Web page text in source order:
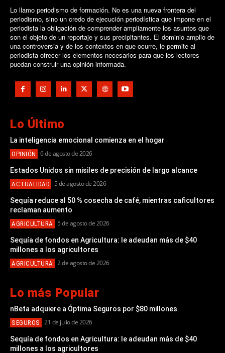
Lo llamo periodismo de formación. No es una nueva frontera del
periodismo, sino un credo de ejecución periodística que impone en el
periodista la obligación de comprender ampliamente los asuntos que
son el objeto de un reportaje y sus precipitantes. El dominio amplio de
una controversia y de los contextos en que ocurre, le permite al
periodista ofrecer los elementos necesarios para que los lectores
puedan construir una opinión informada.
Lo Último
La inteligencia emocional comienza en el hogar
OPINIÓN 6 de agosto de 2026
Estados Unidos sin misiles de precisión de largo alcance
ACTUALIDAD 5 de agosto de 2026
Sequía reduce al 50 % cosecha de café, mientras caficultores
reclaman aumento
AGRICULTURA 5 de agosto de 2026
Sequía de fondos en Agricultura: le adeudan más de $40
millones a los agricultores
AGRICULTURA 2 de agosto de 2026
Lo más Popular
nBeta adquiere a Óptima Seguros por $80 millones
SEGUROS 21 de julio de 2026
Sequía de fondos en Agricultura: le adeudan más de $40
millones a los agricultores